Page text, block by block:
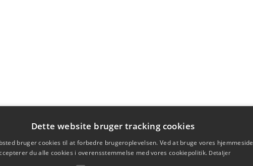
Dette website bruger tracking cookies
bruger cookies til at forbedre brugeroplevelsen. Ved at bruge vores hjemmeside
du alle cookies i overensstemmelse med vores cookiepolitik. Detaljer